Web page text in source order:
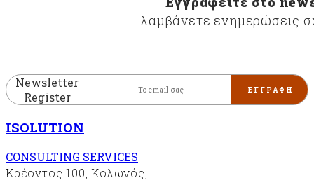
περιβαλλοντικής
διαχείρισης
διαχείρισης
της
υγείας
λαμβάνετε ενημερώσεις
Newsletter
Register
ISOLUTION
CONSULTING SERVICES
Κρέοντος 100, Κολωνός,